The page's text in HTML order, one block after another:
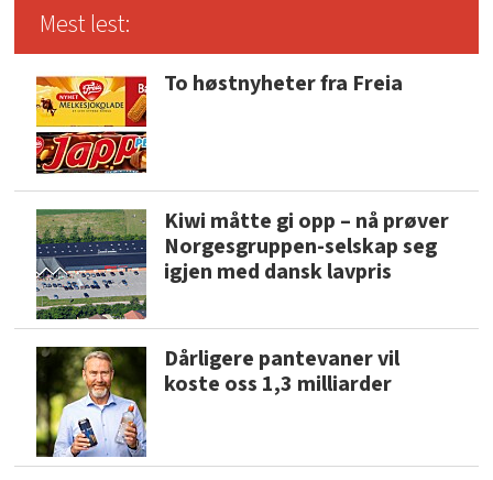
Mest lest:
To høstnyheter fra Freia
Kiwi måtte gi opp – nå prøver
Norgesgruppen-selskap seg
igjen med dansk lavpris
Dårligere pantevaner vil
koste oss 1,3 milliarder